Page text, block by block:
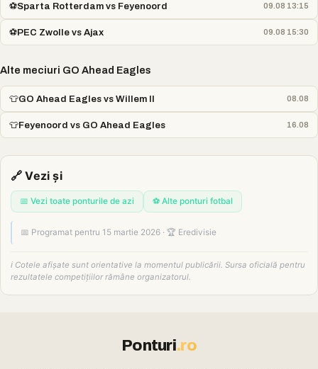
⚽Sparta Rotterdam vs Feyenoord 09.08 13:15
⚽PEC Zwolle vs Ajax 09.08 15:30
Alte meciuri GO Ahead Eagles
👕GO Ahead Eagles vs Willem II 08.08
👕Feyenoord vs GO Ahead Eagles 16.08
🔗 Vezi și
📅 Vezi toate ponturile de azi ⚽ Alte ponturi fotbal
📅 Programat pentru 15 martie 2026 · 🏆 Eredivisie
ℹ️ Cotele afișate sunt orientative la momentul publicării. Sursa oficială pentru
rezultatele competițiilor rămâne organizatorul.
Ponturi.ro